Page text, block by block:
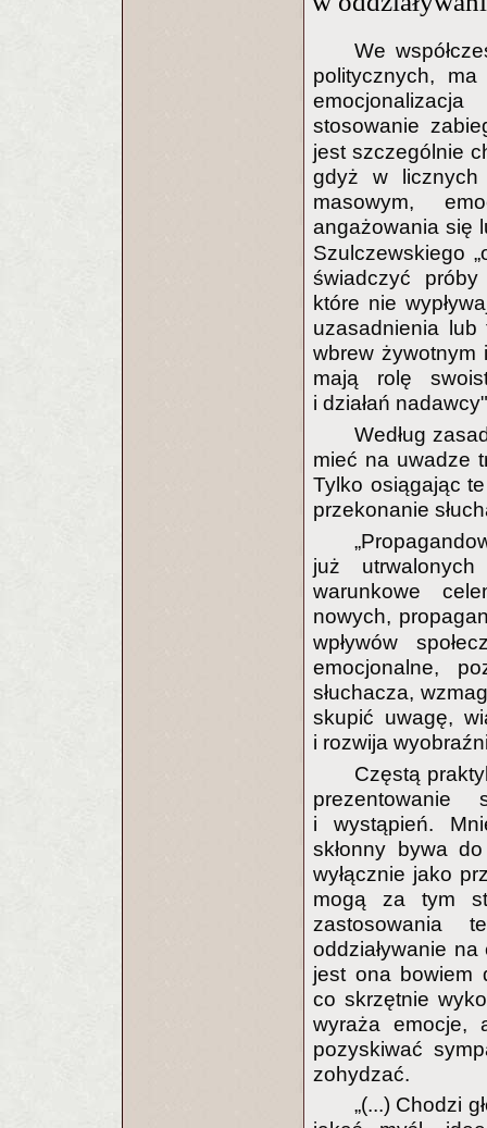
We
politycznych,
stosowanie
jest szczególnie
gdyż w licznych
masowym,
angażowania się
Szulczewskiego
świadczyć próby
które nie
uzasadnienia
wbrew żywotnym
mają rolę
i działań
Według
mieć na uwadze
Tylko osiągając
przekonanie
już
warunkowe
nowych,
wpływów
emocjonalne,
słuchacza,
skupić uwagę,
i rozwija
Częstą
i wystąpień.
skłonny bywa
wyłącznie jako
mogą za tym
zastosowania
oddziaływanie
jest ona bowiem
co skrzętnie
wyraża emocje,
pozyskiwać
zohydzać.
„(...) Chodzi